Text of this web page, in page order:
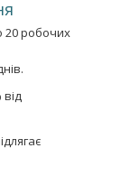
20 робочих